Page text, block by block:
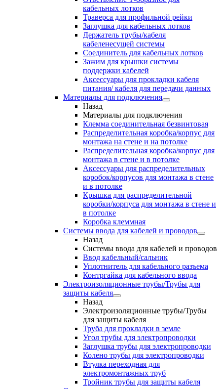
кабельных лотков
Траверса для профильной рейки
Заглушка для кабельных лотков
Держатель трубы/кабеля
кабеленесущей системы
Соединитель для кабельных лотков
Зажим для крышки системы
поддержки кабелей
Аксессуары для прокладки кабеля
питания/ кабеля для передачи данных
Материалы для подключения
Назад
Материалы для подключения
Клемма соединительная безвинтовая
Распределительная коробка/корпус для
монтажа на стене и на потолке
Распределительная коробка/корпус для
монтажа в стене и в потолке
Аксессуары для распределительных
коробок/корпусов для монтажа в стене
и в потолке
Крышка для распределительной
коробки/корпуса для монтажа в стене и
в потолке
Коробка клеммная
Системы ввода для кабелей и проводов
Назад
Системы ввода для кабелей и проводов
Ввод кабельный/сальник
Уплотнитель для кабельного разъема
Контргайка для кабельного ввода
Электроизоляционные трубы/Трубы для
защиты кабеля
Назад
Электроизоляционные трубы/Трубы
для защиты кабеля
Труба для прокладки в земле
Угол трубы для электропроводки
Заглушка трубы для электропроводки
Колено трубы для электропроводки
Втулка переходная для
электромонтажных труб
Тройник трубы для защиты кабеля